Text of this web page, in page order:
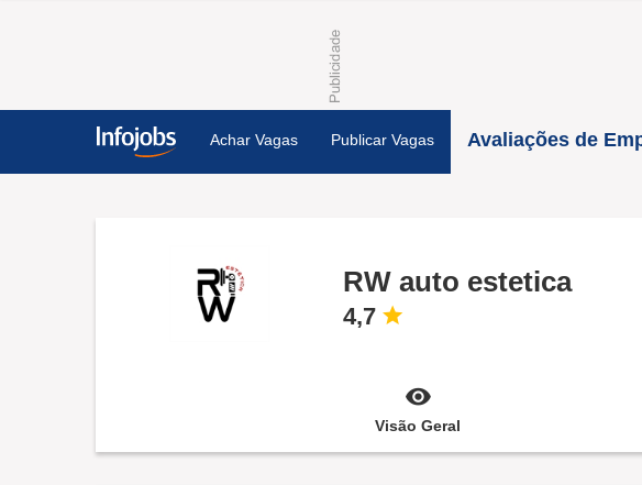
Achar Vagas Publicar Vagas Avaliações de
RW auto estetica
4,7
Visão Geral